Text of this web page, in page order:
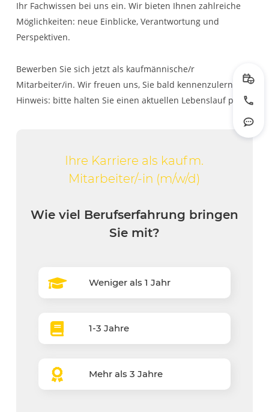
Ihr Fachwissen bei uns ein. Wir bieten Ihnen zahlreiche
Möglichkeiten: neue Einblicke, Verantwortung und
Perspektiven.
Bewerben Sie sich jetzt als kaufmännische/r
Mitarbeiter/in. Wir freuen uns, Sie bald kennenzulernen.
Hinweis: bitte halten Sie einen aktuellen Lebenslauf parat.
Ihre Karriere als kaufm.
Mitarbeiter/-in (m/w/d)
Wie viel Berufserfahrung bringen
Sie mit?
Weniger als 1 Jahr
1-3 Jahre
Mehr als 3 Jahre
Jetzt